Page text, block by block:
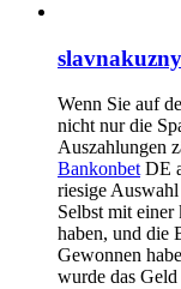
Wenn Sie auf
nicht nur die
Auszahlungen
BankonbetDE
riesige
Selbst mit
haben, und die
Gewonnen
wurde das